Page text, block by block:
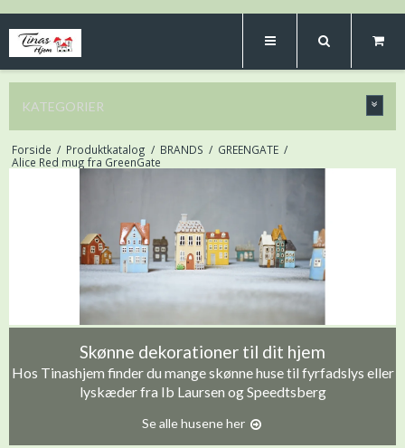
KATEGORIER
Forside / Produktkatalog / BRANDS / GREENGATE /
Alice Red mug fra GreenGate
Skønne dekorationer til dit hjem
Hos Tinashjem finder du mange skønne huse til fyrfadslys eller
lyskæder fra Ib Laursen og Speedtsberg
Se alle husene her